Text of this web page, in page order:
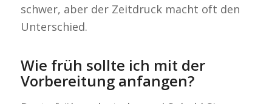
schwer, aber der Zeitdruck macht oft den
Unterschied.
Wie früh sollte ich mit der
Vorbereitung anfangen?